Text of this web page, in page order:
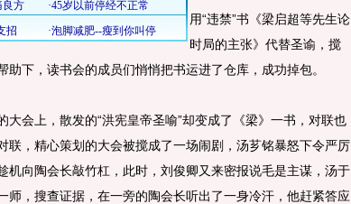
用“违禁”书《梁启超等先生论
时局的主张》代替圣谕，搅
助下，读书会的成员们悄悄把书运进了仓库，成功掉包。
会上，散发的“洪宪皇帝圣喻”却变成了《梁》一书，对联也
联，精心策划的大会被搅成了一场闹剧，汤芗铭暴怒下令严厉
机向陶会长敲竹杠，此时，刘俊卿又来密报说毛是主谋，汤于
师，搜查证据，在一旁的陶会长听出了一身冷汗，他赶紧答应